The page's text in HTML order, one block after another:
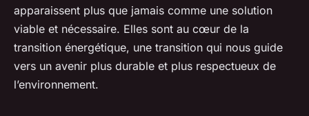
apparaissent plus que jamais comme une solution
viable et nécessaire. Elles sont au cœur de la
transition énergétique, une transition qui nous guide
vers un avenir plus durable et plus respectueux de
l’environnement.